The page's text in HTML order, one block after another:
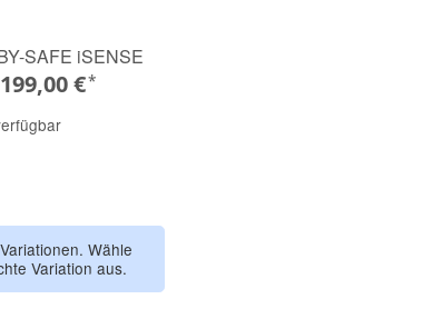
SAFE iSENSE
199,00 €*
GreyIndigo Blue
Wähle
Variation aus.